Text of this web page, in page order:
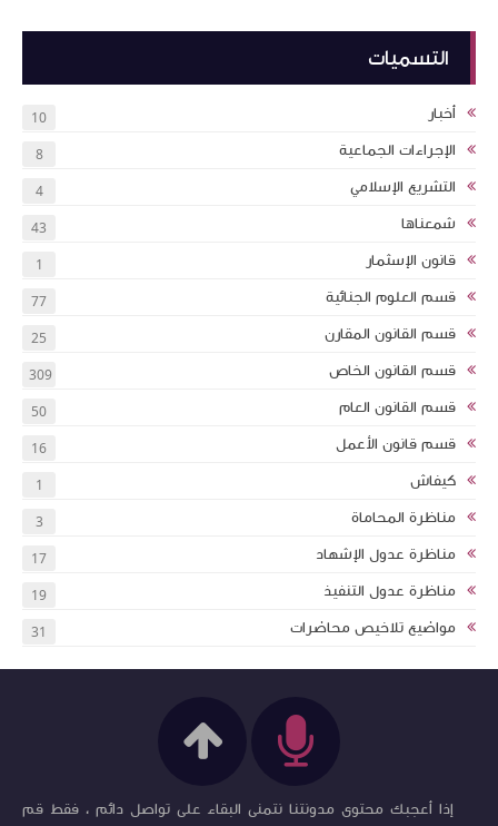
التسميات
أخبار 10
الإجراءات الجماعية 8
التشريع الإسلامي 4
شمعناها 43
قانون الإسثمار 1
قسم العلوم الجنائية 77
قسم القانون المقارن 25
قسم القانون الخاص 309
قسم القانون العام 50
قسم قانون الأعمل 16
كيفاش 1
مناظرة المحاماة 3
مناظرة عدول الإشهاد 17
مناظرة عدول التنفيذ 19
مواضيع تلاخيص محاضرات 31
إذا أعجبك محتوى مدونتنا نتمنى البقاء على تواصل دائم ، فقط قم